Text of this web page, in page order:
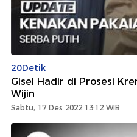
20Detik
Gisel Hadir di Prosesi
Wijin
Sabtu, 17 Des 2022 13:12 WIB